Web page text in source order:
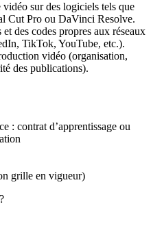
vidéo sur des logiciels tels que
Cut Pro ou DaVinci Resolve.
des codes propres aux réseaux
TikTok, YouTube, etc.).
vidéo (organisation,
des publications).
: contrat d’apprentissage ou
grille en vigueur)